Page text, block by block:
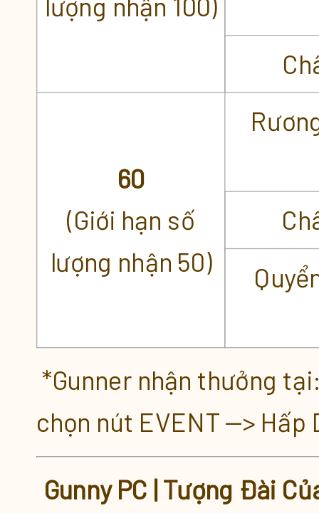
lượng nhận 100)
60
(Giới hạn số
lượng nhận 50)
*Gunner nhận thưởng
chọn nút EVENT --> Hấp
Gunny PC | Tượng Đài